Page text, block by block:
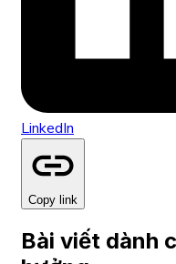
LinkedIn
Copy link
Bài viết dành